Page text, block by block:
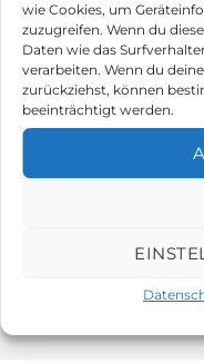
wie Cookies, um
zuzugreifen. Wenn du
Daten wie das
verarbeiten. Wenn du
zurückziehst, können
beeinträchtigt werden.
Zubehör /
Crowcon